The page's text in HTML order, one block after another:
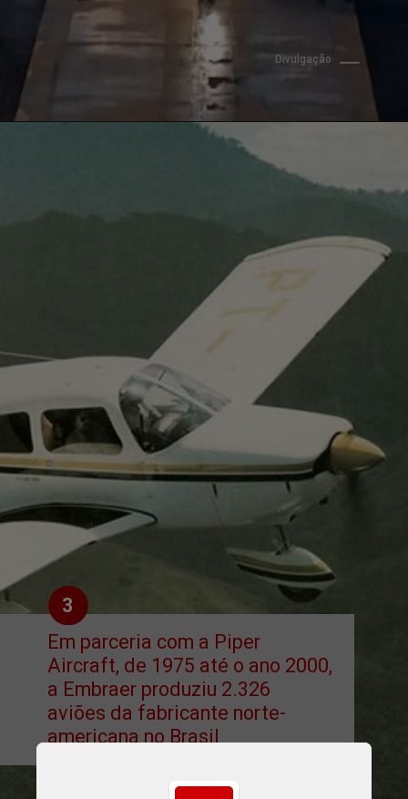
Divulgação
Em parceria com a Piper
Aircraft, de 1975 até o ano 2000,
a Embraer produziu 2.326
aviões da fabricante norte-
americana no Brasil
3